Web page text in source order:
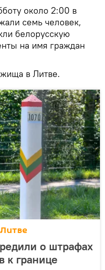
около 2:00 в
семь человек,
белорусскую
на имя граждан
в Литве.
о штрафах
к границе